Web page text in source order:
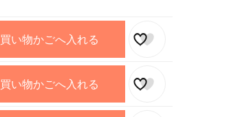
買い物かごへ入れる
買い物かごへ入れる